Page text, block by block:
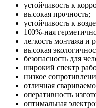
устойчивость к
высокая прочность;
устойчивость к
100%-ная
легкость монтажа и
высокая
безопасность для
широкий спектр
низкое
отличная
оперативность
оптимальная